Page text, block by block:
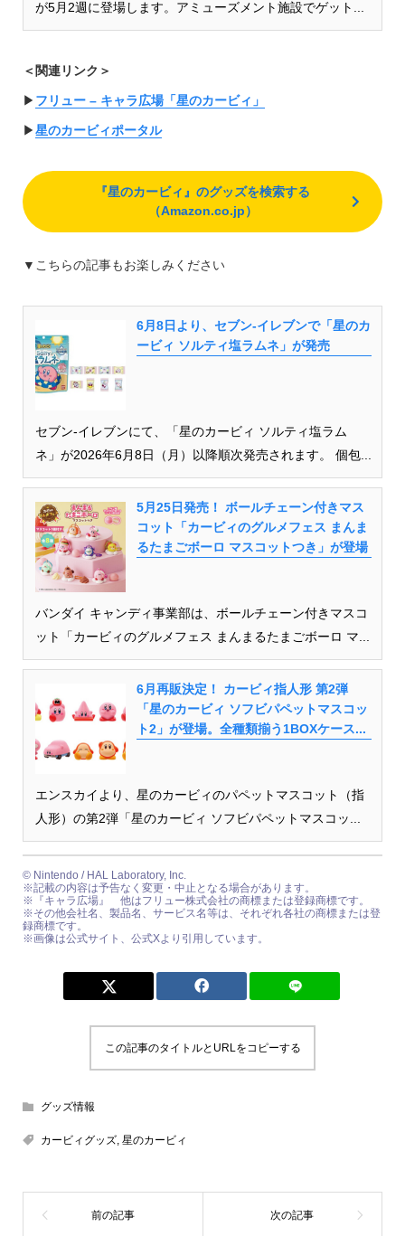
が5月2週に登場します。アミューズメント施設でゲット...
＜関連リンク＞
▶︎ フリュー – キャラ広場「星のカービィ」
▶︎星のカービィポータル
『星のカービィ』のグッズを検索する
（Amazon.co.jp）
▼こちらの記事もお楽しみください
6月8日より、セブン-イレブンで「星のカ
ービィ ソルティ塩ラムネ」が発売
セブン-イレブンにて、「星のカービィ ソルティ塩ラム
ネ」が2026年6月8日（月）以降順次発売されます。 個包...
5月25日発売！ ボールチェーン付きマス
コット「カービィのグルメフェス まんま
るたまごボーロ マスコットつき」が登場
バンダイ キャンディ事業部は、ボールチェーン付きマスコ
ット「カービィのグルメフェス まんまるたまごボーロ マ...
6月再販決定！ カービィ指人形 第2弾
「星のカービィ ソフビパペットマスコッ
ト2」が登場。全種類揃う1BOXケース...
エンスカイより、星のカービィのパペットマスコット（指
人形）の第2弾「星のカービィ ソフビパペットマスコッ...
© Nintendo / HAL Laboratory, Inc.
※記載の内容は予告なく変更・中止となる場合があります。
※『キャラ広場』 他はフリュー株式会社の商標または登録商標です。
※その他会社名、製品名、サービス名等は、それぞれ各社の商標または登
録商標です。
※画像は公式サイト、公式Xより引用しています。
この記事のタイトルとURLをコピーする
グッズ情報
カービィグッズ, 星のカービィ